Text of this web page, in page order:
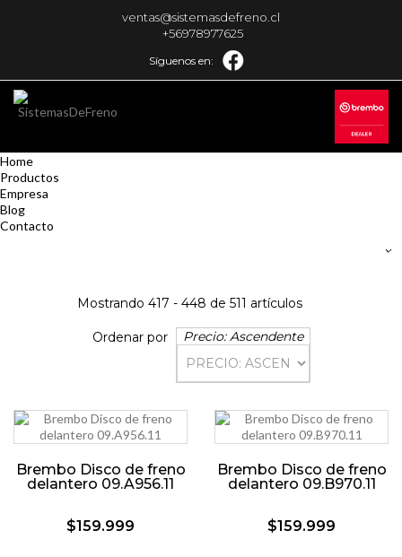
ventas@sistemasdefreno.cl
+56978977625
Síguenos en:
Home
Productos
Empresa
Blog
Contacto
Mostrando 417 - 448 de 511 artículos
Ordenar por Precio: Ascendente
Brembo Disco de freno
delantero 09.A956.11
$159.999
Brembo Disco de freno
delantero 09.B970.11
$159.999